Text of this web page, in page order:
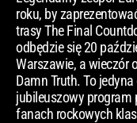
roku, by
trasy The Final
odbędzie się 20
Warszawie, a wieczór
Damn Truth. To
jubileuszowy program
fanach rockowych